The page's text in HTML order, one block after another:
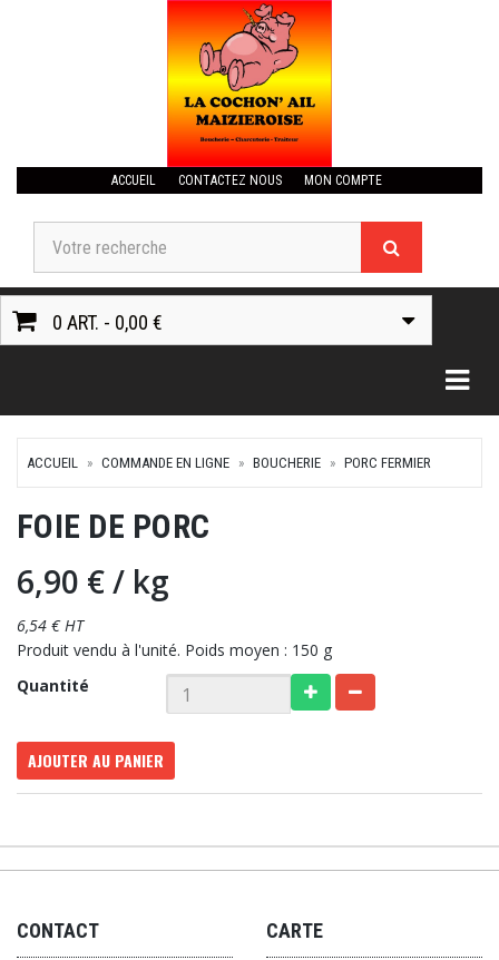
ACCUEIL CONTACTEZ NOUS MON COMPTE
0 ART. - 0,00 €
ACCUEIL COMMANDE EN LIGNE BOUCHERIE PORC FERMIER
FOIE DE PORC
6,90 €/ kg
6,54 € HT
Produit vendu à l'unité. Poids moyen : 150 g
Quantité
AJOUTER AU PANIER
CONTACT CARTE